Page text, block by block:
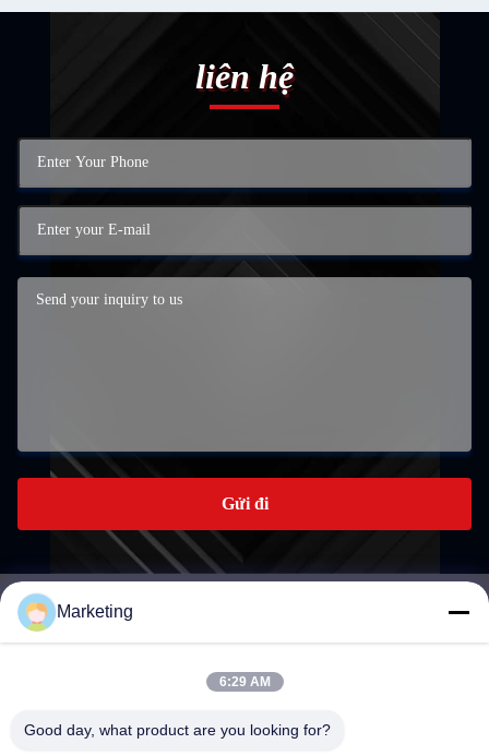
liên hệ
Gửi đi
marketing@hwashi.com
Marketing
6:29 AM
Good day, what product are you looking for?